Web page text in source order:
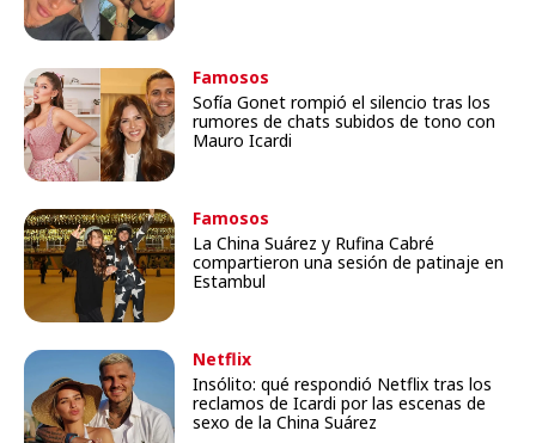
Famosos
Sofía Gonet rompió el silencio tras los
rumores de chats subidos de tono con
Mauro Icardi
Famosos
La China Suárez y Rufina Cabré
compartieron una sesión de patinaje en
Estambul
Netflix
Insólito: qué respondió Netflix tras los
reclamos de Icardi por las escenas de
sexo de la China Suárez